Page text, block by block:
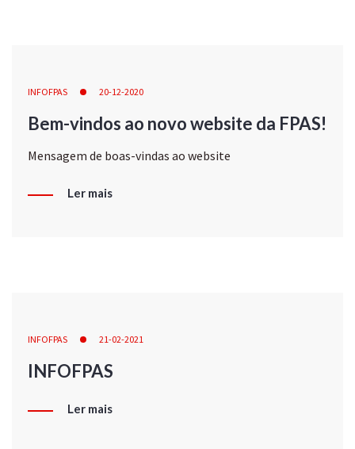
INFOFPAS 20-12-2020
Bem-vindos ao novo website da FPAS!
Mensagem de boas-vindas ao website
Ler mais
INFOFPAS 21-02-2021
INFOFPAS
Ler mais